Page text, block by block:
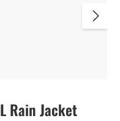
Rain Jacket